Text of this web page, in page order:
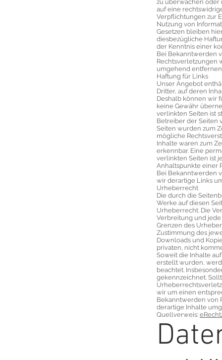
zu überwachen oder
auf eine
Verpflichtungen zur
Nutzung von
Gesetzen bleiben
diesbezügliche
der Kenntnis einer
Bei Bekanntwerden
Rechtsverletzungen
umgehend
Haftung für Links
Unser Angebot
Dritter, auf deren
Deshalb können wir
keine Gewähr
verlinkten Seiten ist
Betreiber der Seiten
Seiten wurden zum
mögliche
Inhalte waren zum
erkennbar. Eine
verlinkten Seiten ist
Anhaltspunkte einer
Bei Bekanntwerden
wir derartige Links
Urheberrecht
Die durch die
Werke auf diesen
Urheberrecht. Die
Verbreitung und
Grenzen des
Zustimmung des
Downloads und
privaten, nicht
Soweit die Inhalte
erstellt wurden,
beachtet.
gekennzeichnet.
wir um einen
Bekanntwerden von
derartige Inhalte
Quellverweis: